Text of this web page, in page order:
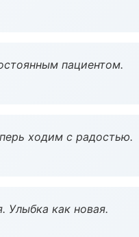
пациентом.
ходим с радостью.
Улыбка как новая.